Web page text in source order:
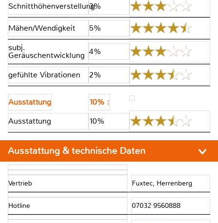
Schnitthöhenverstellung3%
Mähen/Wendigkeit
5%
subj.
Geräuschentwicklung 4%
gefühlte Vibrationen 2%
Ausstattung
10% :
Ausstattung
10%
Ausstattung & technische Daten
Vertrieb Fuxtec, Herrenberg
Hotline 07032 9560888